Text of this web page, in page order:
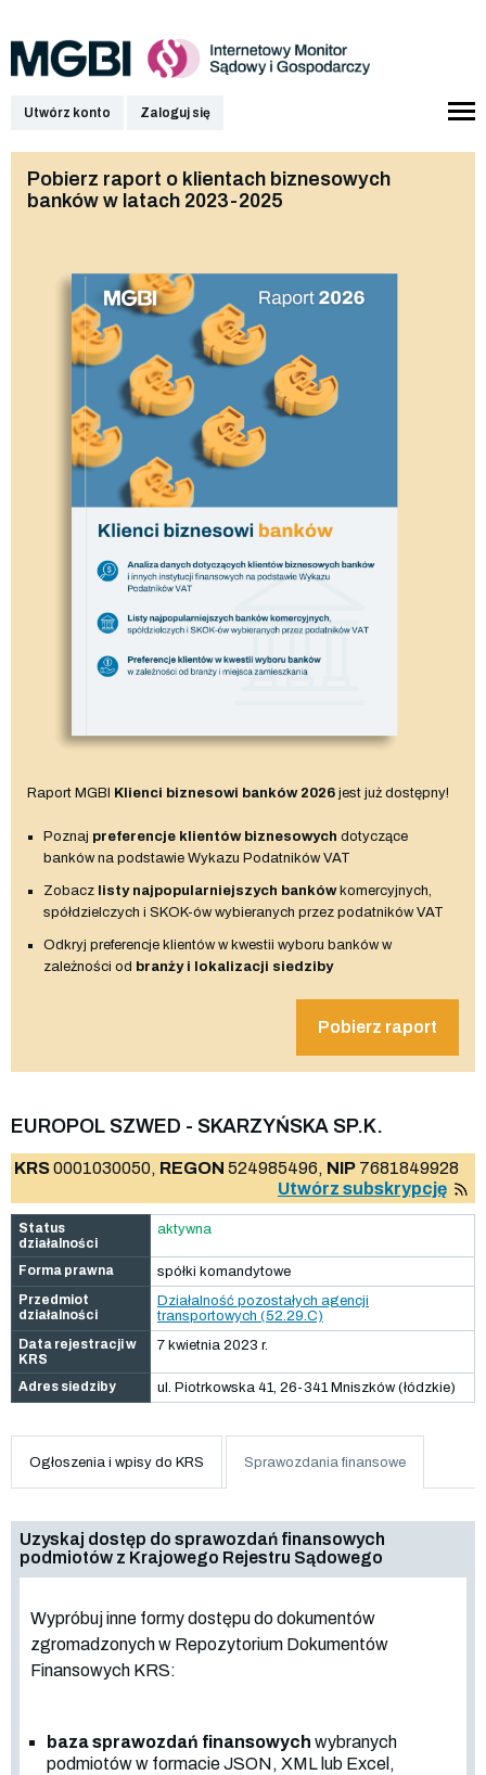
Utwórz konto Zaloguj się
Pobierz raport o klientach biznesowych
banków w latach 2023-2025
Raport MGBI Klienci biznesowi banków 2026 jest już dostępny!
Poznaj preferencje klientów biznesowych dotyczące
banków na podstawie Wykazu Podatników VAT
Zobacz listy najpopularniejszych bankówkomercyjnych,
spółdzielczych i SKOK-ów wybieranych przez podatników VAT
Odkryj preferencje klientów w kwestii wyboru banków w
zależności od branży i lokalizacji siedziby
Pobierz raport
EUROPOL SZWED - SKARZYŃSKA SP.K.
KRS0001030050, REGON 524985496, NIP 7681849928
Utwórz subskrypcję
Status
działalności
aktywna
Forma prawna
spółki komandytowe
Przedmiot
działalności
Działalność pozostałych agencji
transportowych (52.29.C)
Data rejestracji w
KRS
7 kwietnia 2023 r.
Adres siedziby ul. Piotrkowska 41, 26-341 Mniszków (łódzkie)
Ogłoszenia i wpisy do KRS Sprawozdania finansowe
Uzyskaj dostęp do sprawozdań finansowych
podmiotów z Krajowego Rejestru Sądowego
Wypróbuj inne formy dostępu do dokumentów
zgromadzonych w Repozytorium Dokumentów
Finansowych KRS:
baza sprawozdań finansowych wybranych
podmiotów w formacie JSON, XML lub Excel,